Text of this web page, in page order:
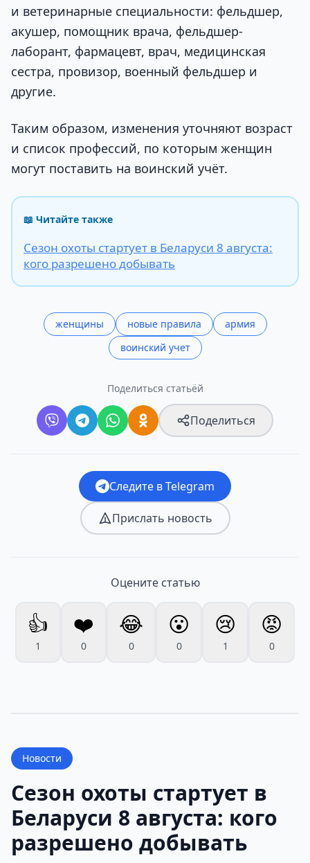
и ветеринарные специальности: фельдшер,
акушер, помощник врача, фельдшер-
лаборант, фармацевт, врач, медицинская
сестра, провизор, военный фельдшер и
другие.
Таким образом, изменения уточняют возраст
и список профессий, по которым женщин
могут поставить на воинский учёт.
📖 Читайте также
Сезон охоты стартует в Беларуси 8 августа:
кого разрешено добывать
женщины новые правила
армия
воинский учет
Поделиться статьёй
Поделиться
Следите в Telegram
Прислать новость
Оцените статью
👍
1
❤️
0
😂
0
😮
0
😢
1
😡
0
Новости
Сезон охоты стартует в
Беларуси 8 августа: кого
разрешено добывать